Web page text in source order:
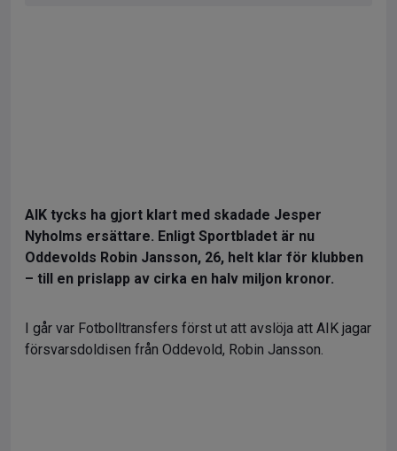
AIK tycks ha gjort klart med skadade Jesper
Nyholms ersättare. Enligt Sportbladet är nu
Oddevolds Robin Jansson, 26, helt klar för klubben
– till en prislapp av cirka en halv miljon kronor.
I går var Fotbolltransfers först ut att avslöja att AIK jagar
försvarsdoldisen från Oddevold, Robin Jansson.